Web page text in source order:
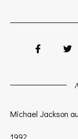
Michael Jackson
1992